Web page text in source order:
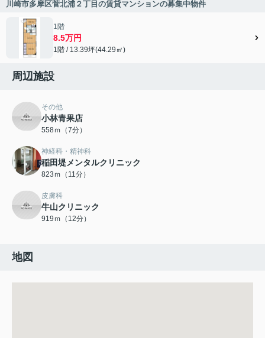
川崎市多摩区菅北浦２丁目の賃貸マンションの募集中物件
1階
8.5万円
1階 / 13.39坪(44.29㎡)
周辺施設
その他
小林青果店
558ｍ（7分）
神経科・精神科
稲田堤メンタルクリニック
823ｍ（11分）
皮膚科
牛山クリニック
919ｍ（12分）
地図